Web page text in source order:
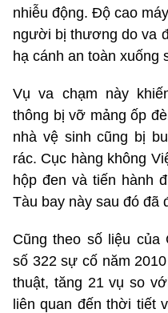
nhiễu động. Độ cao
người bị thương do va
hạ cánh an toàn xuống
Vụ va chạm này
thông bị vỡ mảng ốp
nhà vệ sinh cũng bị
rác. Cục hàng không
hộp đen và tiến hành
Tàu bay này sau đó đã
Cũng theo số liệu của
số 322 sự cố năm
thuật, tăng 21 vụ so
liên quan đến thời tiết